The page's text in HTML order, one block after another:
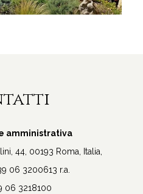
amministrativa
44, 00193 Roma, Italia,
06 3200613 r.a.
06 3218100